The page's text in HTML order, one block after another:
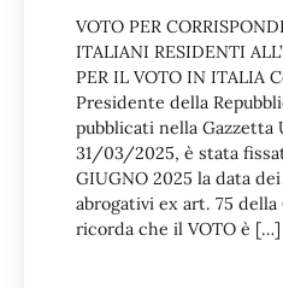
VOTO PER
ITALIANI RESIDENTI
PER IL VOTO IN ITALIA
Presidente della
pubblicati nella Gazzetta
31/03/2025, è stata
GIUGNO 2025 la data
abrogativi ex art. 75
ricorda che il VOTO è […]